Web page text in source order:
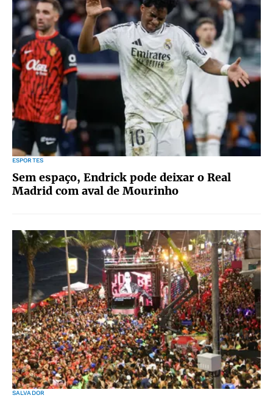
ESPORTES
Sem espaço, Endrick pode deixar o Real
Madrid com aval de Mourinho
SALVADOR